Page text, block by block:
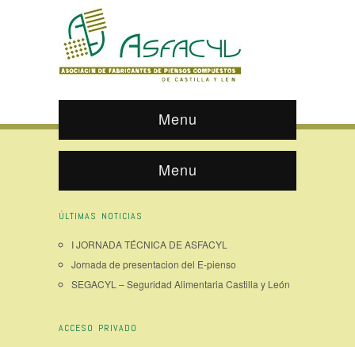
Menu
Menu
ÚLTIMAS NOTICIAS
I JORNADA TÉCNICA DE ASFACYL
Jornada de presentacion del E-pienso
SEGACYL – Seguridad Alimentaria Castilla y León
ACCESO PRIVADO